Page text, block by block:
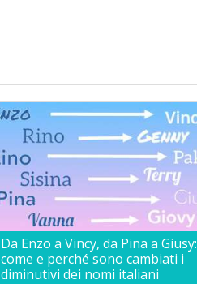
Da Enzo a Vincy, da Pina a Giusy:
come e perché sono cambiati i
diminutivi dei nomi italiani